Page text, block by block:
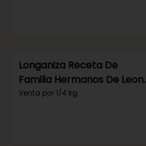
Longaniza Receta De
Familia Hermanos De Leon
(Sku 295)
Venta por 1/4 kg.